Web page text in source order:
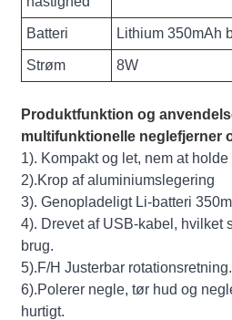
Batteri Lithium 350mAh
Strøm 8W
Produktfunktion og
multifunktionelle neglefjerner
1). Kompakt og let, nem at
2).Krop af aluminiumslegering
3). Genopladeligt Li-batteri
4). Drevet af USB-kabel, hvilket
brug.
5).F/H Justerbar rotationsretning.
6).Polerer negle, tør hud og
hurtigt.